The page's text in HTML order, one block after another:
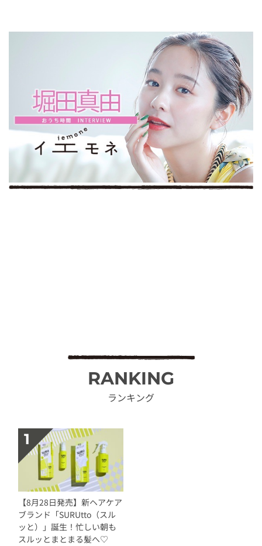
RANKING
ランキング
【8月28日発売】新ヘアケア
ブランド「SURUtto（スル
ッと）」誕生！忙しい朝も
スルッとまとまる髪へ♡